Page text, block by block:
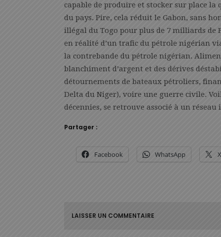
capable de produire et stocker sur place
du pays. Pire, cela réduit le Gabon, sans
illégal du Togo pour plus de 7 milliards de
en réalité d’un trafic du pétrole nigérian
la contrebande du pétrole nigérian.
blanchiment d’argent et des dérives
détournements de bateaux pétroliers,
Delta du Niger), voire une guerre civile.
décennies, se retrouve associé à un
Partager :
Facebook WhatsApp X
LAISSER UN COMMENTAIRE